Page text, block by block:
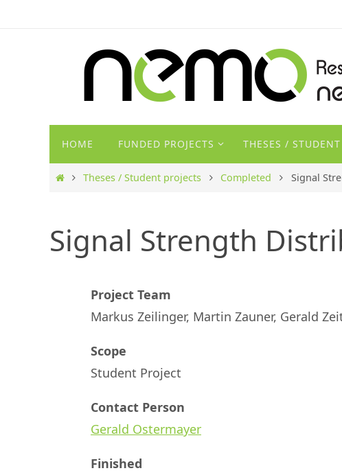
Inhalt
springen
HOME FUNDED PROJECTS THESES / STUDENT
StartTheses / Student projects Completed Signal
Signal Strength
Project Team
Markus Zeilinger, Martin Zauner, Gerald
Scope
Student Project
Contact Person
Gerald Ostermayer
Finished